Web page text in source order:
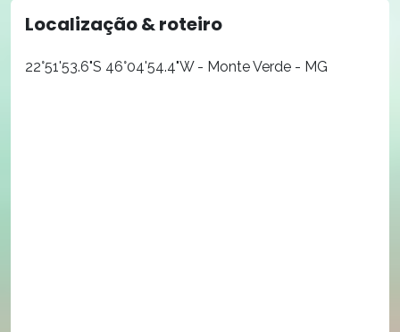
Localização & roteiro
22°51'53.6"S 46°04'54.4"W - Monte Verde - MG